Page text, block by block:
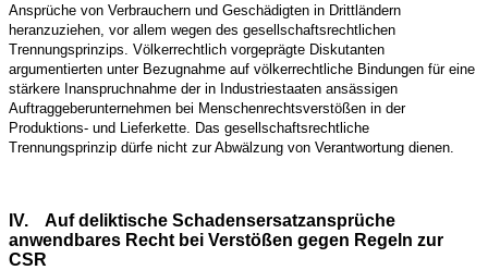
Ansprüche von Verbrauchern und Geschädigten in Drittländern
heranzuziehen, vor allem wegen des gesellschaftsrechtlichen
Trennungsprinzips. Völkerrechtlich vorgeprägte Diskutanten
argumentierten unter Bezugnahme auf völkerrechtliche Bindungen für eine
stärkere Inanspruchnahme der in Industriestaaten ansässigen
Auftraggeberunternehmen bei Menschenrechtsverstößen in der
Produktions- und Lieferkette. Das gesellschaftsrechtliche
Trennungsprinzip dürfe nicht zur Abwälzung von Verantwortung dienen.
IV. Auf deliktische Schadensersatzansprüche
anwendbares Recht bei Verstößen gegen Regeln zur
CSR